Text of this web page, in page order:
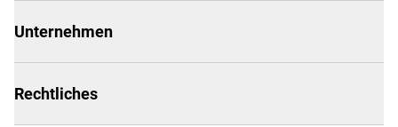
Unternehmen
Rechtliches